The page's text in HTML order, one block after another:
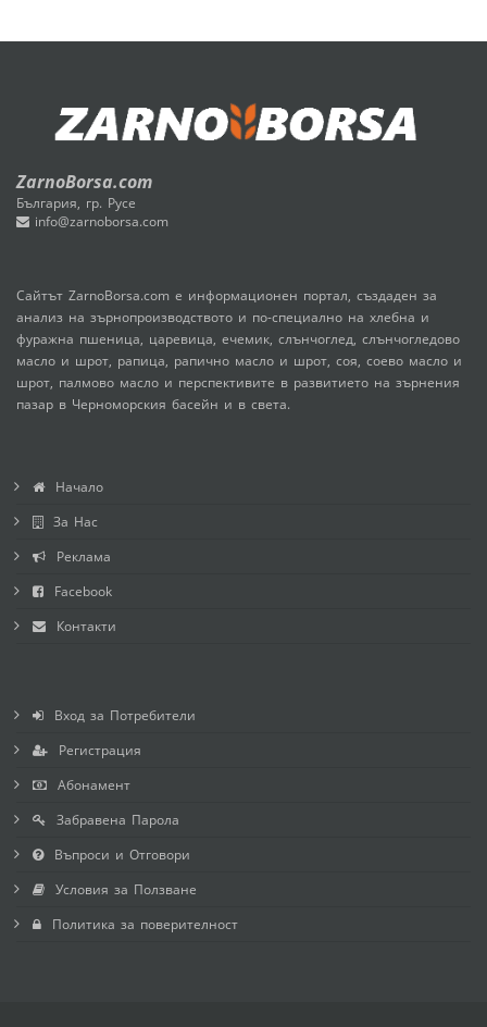
ZarnoBorsa.com
България, гр. Русе
info@zarnoborsa.com
Сайтът ZarnoBorsa.com е информационен портал, създаден за
анализ на зърнопроизводството и по-специално на хлебна и
фуражна пшеница, царевица, ечемик, слънчоглед, слънчогледово
масло и шрот, рапица, рапично масло и шрот, соя, соево масло и
шрот, палмово масло и перспективите в развитието на зърнения
пазар в Черноморския басейн и в света.
Начало
За Нас
Реклама
Facebook
Контакти
Вход за Потребители
Регистрация
Абонамент
Забравена Парола
Въпроси и Отговори
Условия за Ползване
Политика за поверителност